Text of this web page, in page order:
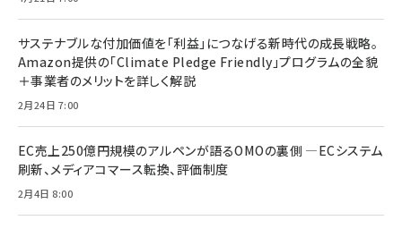
サステナブルな付加価値を「利益」につなげる新時代の成長戦略。
Amazon提供の「Climate Pledge Friendly」プログラムの全貌
＋事業者のメリットを詳しく解説
2月24日 7:00
EC売上250億円規模のアルペンが語るOMOの裏側 ―ECシステム
刷新、メディアコマース転換、評価制度
2月4日 8:00